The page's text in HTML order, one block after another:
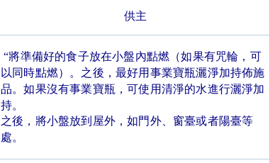
供主
“將準備好的食子放在小盤內點燃（如果有咒輪，可
以同時點燃）。之後，最好用事業寶瓶灑淨加持佈施
品。如果沒有事業寶瓶，可使用清淨的水進行灑淨加
持。
之後，將小盤放到屋外，如門外、窗臺或者陽臺等
處。